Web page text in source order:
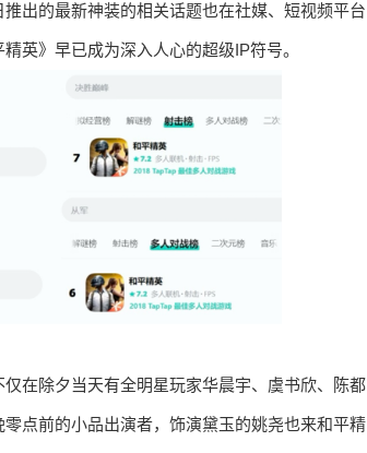
出的最新神装的相关话题也在社媒、短视频平台
英》早已成为深入人心的超级IP符号。
在除夕当天有全明星玩家华晨宇、虞书欣、陈都
点前的小品出演者，饰演黛玉的姚尧也来和平精